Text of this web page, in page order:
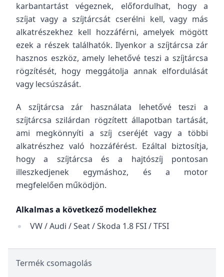
karbantartást végeznek, előfordulhat, hogy a
szíjat vagy a szíjtárcsát cserélni kell, vagy más
alkatrészekhez kell hozzáférni, amelyek mögött
ezek a részek találhatók. Ilyenkor a szíjtárcsa zár
hasznos eszköz, amely lehetővé teszi a szíjtárcsa
rögzítését, hogy meggátolja annak elfordulását
vagy lecsúszását.
A szíjtárcsa zár használata lehetővé teszi a
szíjtárcsa szilárdan rögzített állapotban tartását,
ami megkönnyíti a szíj cseréjét vagy a többi
alkatrészhez való hozzáférést. Ezáltal biztosítja,
hogy a szíjtárcsa és a hajtószíj pontosan
illeszkedjenek egymáshoz, és a motor
megfelelően működjön.
Alkalmas a következő modellekhez
VW / Audi / Seat / Skoda 1.8 FSI / TFSI
Termék csomagolás